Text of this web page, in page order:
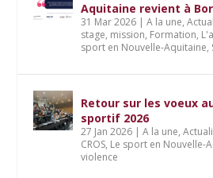
Aquitaine revient à
31 Mar 2026 |A la une,
stage, mission, Formation,
sport en Nouvelle-Aquitaine,
Retour sur les voeux
sportif 2026
27 Jan 2026 |A la une,
CROS, Le sport en Nouvelle-
violence